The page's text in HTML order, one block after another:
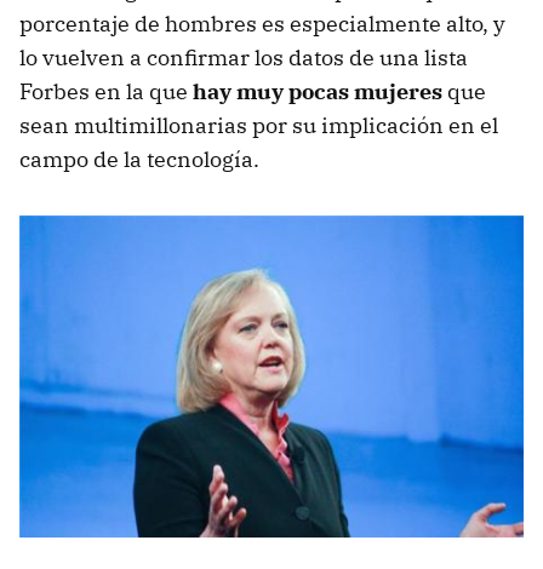
porcentaje de hombres es especialmente alto, y
lo vuelven a confirmar los datos de una lista
Forbes en la que hay muy pocas mujeres que
sean multimillonarias por su implicación en el
campo de la tecnología.